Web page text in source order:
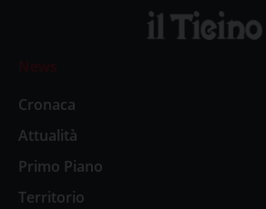
News
Cronaca
Attualità
Primo Piano
Territorio